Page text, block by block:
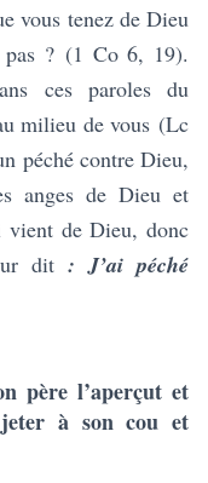
vous tenez de Dieu
? (1 Co 6, 19).
ces paroles du
milieu de vous (Lc
péché contre Dieu,
anges de Dieu et
de Dieu, donc
dit :J’ai péché
père l’aperçut et
à son cou et